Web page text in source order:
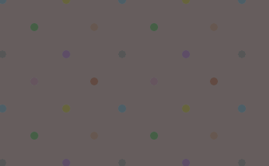
66666666666666